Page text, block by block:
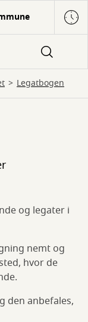
Legatbogen
og legater i
nemt og
hvor de
den anbefales,